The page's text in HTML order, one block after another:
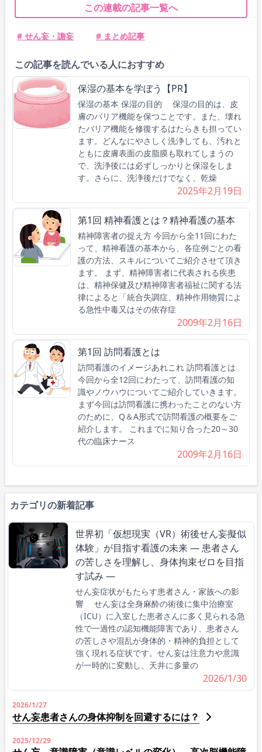
この連載の記事一覧へ
# せん妄・譫妄 # まとめ記事
この記事を読んでいる人におすすめ
保湿の基本を学ぼう【PR】
保湿の基本 保湿の目的 保湿の目的は、皮
膚のバリア機能を保つことです。また、壊れ
たバリア機能を修復するはたらきも担ってい
ます。どんなにやさしく洗浄しても、汚れと
ともに皮膚表面の皮脂膜も取れてしまうの
で、洗浄後には必ずしっかりと保湿をしま
す。さらに、洗浄後だけでなく、乾燥
2025年2月19日
第1回 精神看護とは？精神看護の基本
精神障害者の捉え方 今回から全11回にわた
って、精神看護の基本から、各症例ごとの看
護の方法、スキルについてご紹介させて頂き
ます。 まず、精神障害者に代表される疾患
は、精神保健及び精神障害者福祉に関する法
律によると「統合失調症、精神作用物質によ
る急性中毒又はその依存症
2009年2月16日
第1回 訪問看護とは
訪問看護のイメージあれこれ 訪問看護とは
今回から全12回にわたって、訪問看護の知
識やノウハウについてご紹介していきます。
まず今回は訪問看護に携わったことのない方
のために、Q＆A形式で訪問看護の概要をご
紹介します。 これまでに知り合った20～30
代の臨床ナース
2009年2月16日
カテゴリの新着記事
世界初「仮想現実（VR）術後せん妄擬似
体験」が目指す看護の未来 ― 患者さん
の苦しさを理解し、身体拘束ゼロを目指
す試み ―
せん妄症状がもたらす患者さん・家族への影
響 せん妄は全身麻酔の術後に集中治療室
（ICU）に入室した患者さんに多く見られる急
性で一過性の認知機能障害であり、患者さん
の苦しさや混乱が身体的・精神的負担として
強く現れる症状です。せん妄は注意力や意識
が一時的に変動し、天井に多量の
2026/1/30
2026/1/27
せん妄患者さんの身体抑制を回避するには？
2025/12/29